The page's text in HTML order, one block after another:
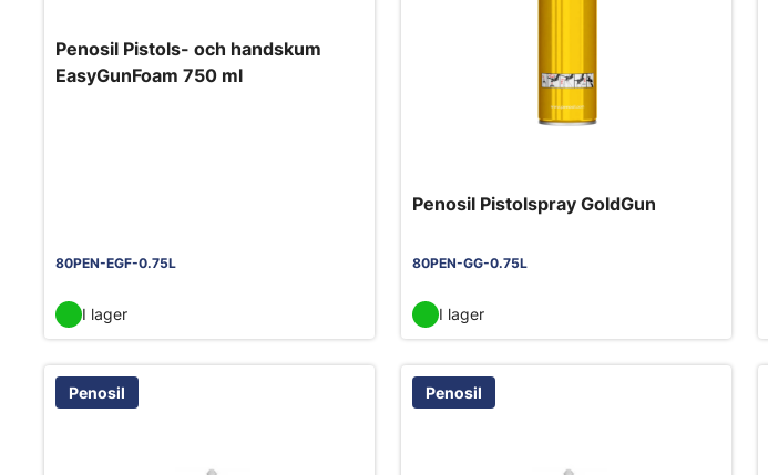
Penosil Pistols- och handskum
EasyGunFoam 750 ml
80PEN-EGF-0.75L
I lager
Penosil Pistolspray GoldGun
80PEN-GG-0.75L
I lager
Penosil Penosil